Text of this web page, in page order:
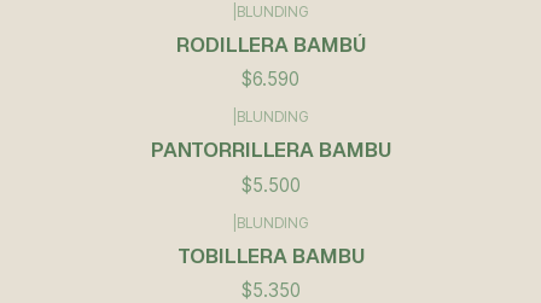
BLUNDING
RODILLERA BAMBÚ
$6.590
BLUNDING
PANTORRILLERA BAMBU
$5.500
BLUNDING
TOBILLERA BAMBU
$5.350